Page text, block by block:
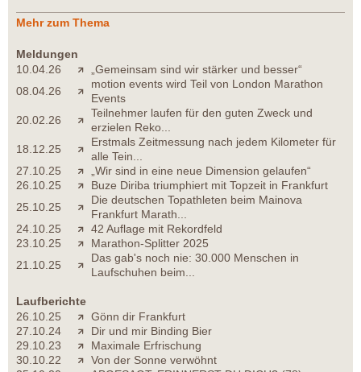
Mehr zum Thema
Meldungen
10.04.26
„Gemeinsam sind wir stärker und besser“
08.04.26
motion events wird Teil von London Marathon
Events
20.02.26
Teilnehmer laufen für den guten Zweck und
erzielen Reko...
18.12.25
Erstmals Zeitmessung nach jedem Kilometer für
alle Tein...
27.10.25
„Wir sind in eine neue Dimension gelaufen“
26.10.25
Buze Diriba triumphiert mit Topzeit in Frankfurt
25.10.25
Die deutschen Topathleten beim Mainova
Frankfurt Marath...
24.10.25
42 Auflage mit Rekordfeld
23.10.25
Marathon-Splitter 2025
21.10.25
Das gab's noch nie: 30.000 Menschen in
Laufschuhen beim...
Laufberichte
26.10.25
Gönn dir Frankfurt
27.10.24
Dir und mir Binding Bier
29.10.23
Maximale Erfrischung
30.10.22
Von der Sonne verwöhnt